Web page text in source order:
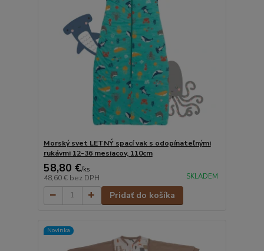
Morský svet LETNÝ spací vak s odopínateľnými
rukávmi 12-36 mesiacov, 110cm
58,80 €/ks
48,60 € bez DPH SKLADEM
Pridať do košíka
Novinka